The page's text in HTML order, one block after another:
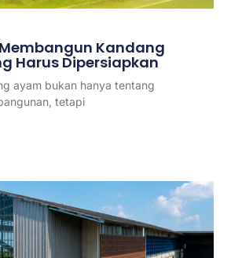
Kandang
Harus Dipersiapkan
ayam bukan hanya tentang
tetapi